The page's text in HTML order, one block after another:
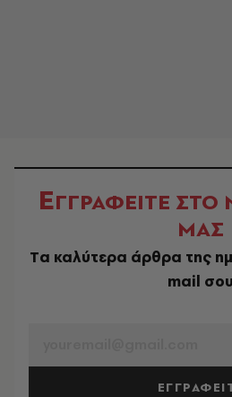
ΕΓΓΡΑΦΕΙΤΕ ΣΤΟ
ΜΑΣ
Tα καλύτερα άρθρα της
mail σου